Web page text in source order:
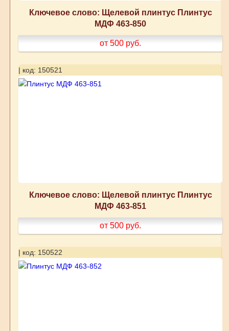
Ключевое слово: Щелевой плинтус Плинтус
МДФ 463-850
от 500 руб.
| код: 150521
Ключевое слово: Щелевой плинтус Плинтус
МДФ 463-851
от 500 руб.
| код: 150522